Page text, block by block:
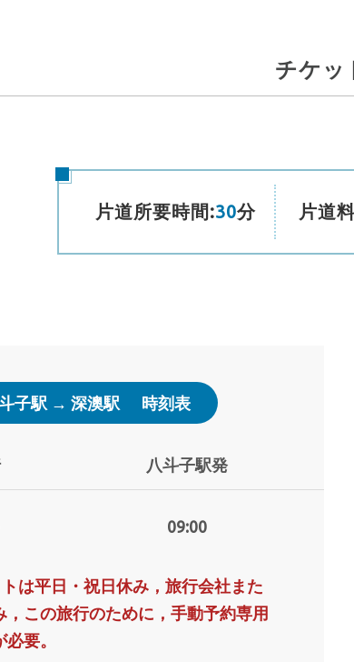
チケッ
片道所要時間:30分 片道
子駅 → 深澳駅 時刻表
八斗子駅発
09:00
は平日・祝日休み，旅行会社また
，この旅行のために，手動予約専用
要。